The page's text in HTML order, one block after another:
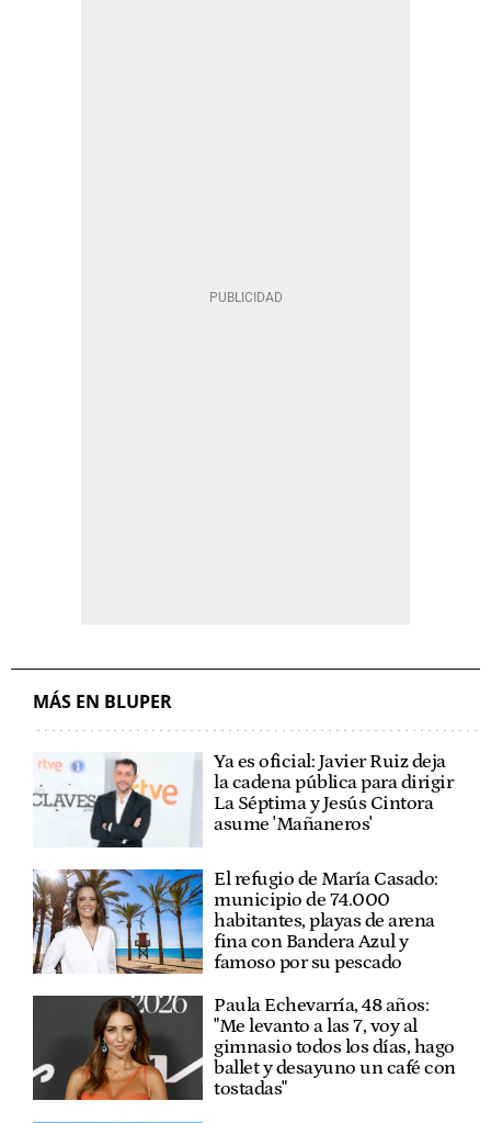
MÁS EN BLUPER
Ya es oficial: Javier Ruiz deja
la cadena pública para dirigir
La Séptima y Jesús Cintora
asume 'Mañaneros'
El refugio de María Casado:
municipio de 74.000
habitantes, playas de arena
fina con Bandera Azul y
famoso por su pescado
Paula Echevarría, 48 años:
"Me levanto a las 7, voy al
gimnasio todos los días, hago
ballet y desayuno un café con
tostadas"